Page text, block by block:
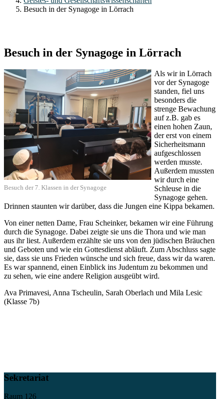
Besuch in der Synagoge in Lörrach
Besuch in der Synagoge in Lörrach
Besuch der 7. Klassen in der Synagoge
Als wir in Lörrach
vor der Synagoge
standen, fiel uns
besonders die
strenge Bewachung
auf z.B. gab es
einen hohen Zaun,
der erst von einem
Sicherheitsmann
aufgeschlossen
werden musste.
Außerdem mussten
wir durch eine
Schleuse in die
Synagoge gehen.
Drinnen staunten wir darüber, dass die Jungen eine Kippa bekamen.
Von einer netten Dame, Frau Scheinker, bekamen wir eine Führung
durch die Synagoge. Dabei zeigte sie uns die Thora und wie man
aus ihr liest. Außerdem erzählte sie uns von den jüdischen Bräuchen
und Geboten und wie ein Gottesdienst abläuft. Zum Abschluss sagte
sie, dass sie uns Frieden wünsche und sich freue, dass wir da waren.
Es war spannend, einen Einblick ins Judentum zu bekommen und
zu sehen, wie eine andere Religion ausgeübt wird.
Ava Primavesi, Anna Tscheulin, Sarah Oberlach und Mila Lesic
(Klasse 7b)
Sekretariat
Raum 126